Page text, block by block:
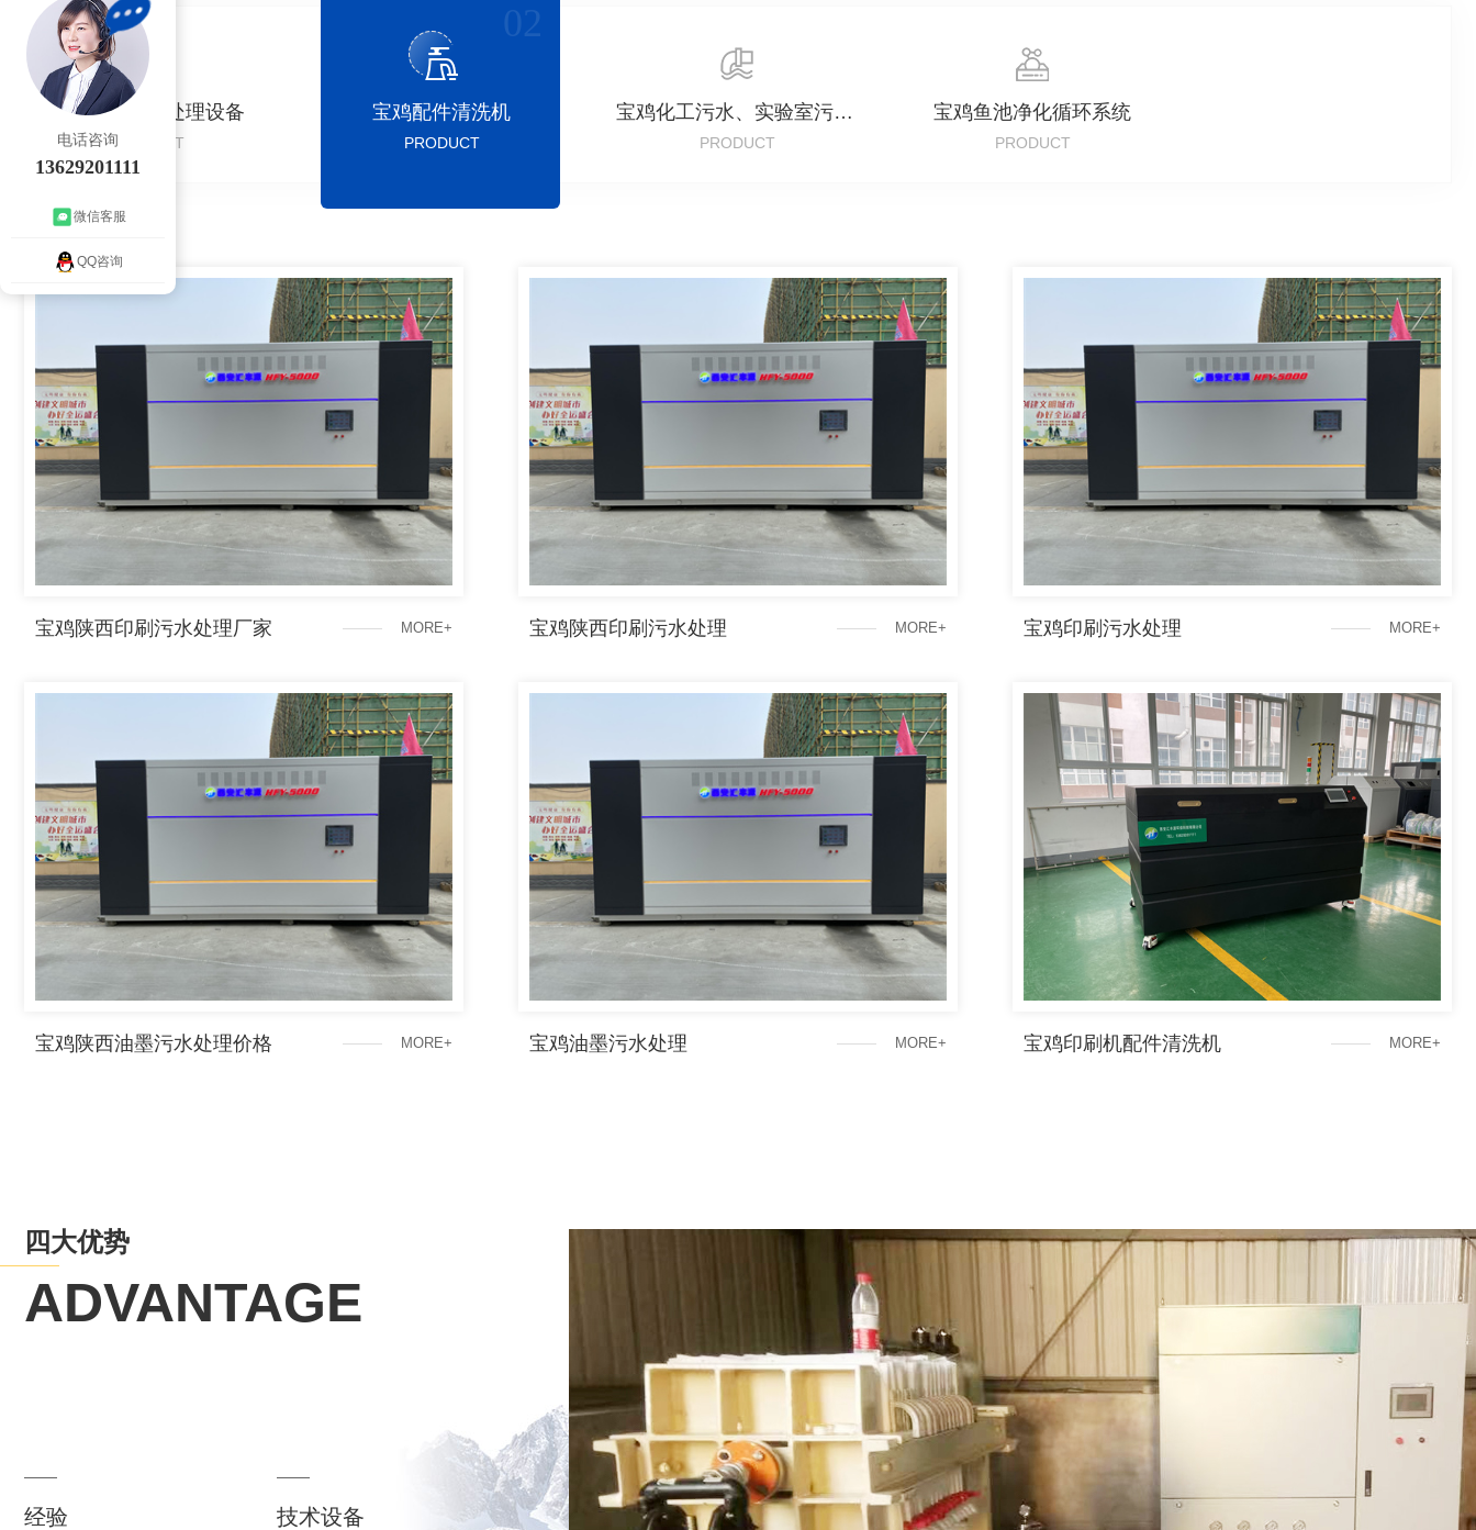
宝鸡印刷污水处理设备
PRODUCT
02
宝鸡配件清洗机
PRODUCT
宝鸡化工污水、实验室污水处理设备
PRODUCT
宝鸡鱼池净化循环系统
PRODUCT
宝鸡陕西印刷污水处理厂家 MORE+ 宝鸡陕西印刷污水处理 MORE+ 宝鸡印刷污水处理 MORE+
宝鸡陕西油墨污水处理价格 MORE+ 宝鸡油墨污水处理 MORE+ 宝鸡印刷机配件清洗机 MORE+
四大优势
ADVANTAGE
经验 技术设备
电话咨询
13629201111
微信客服
QQ咨询